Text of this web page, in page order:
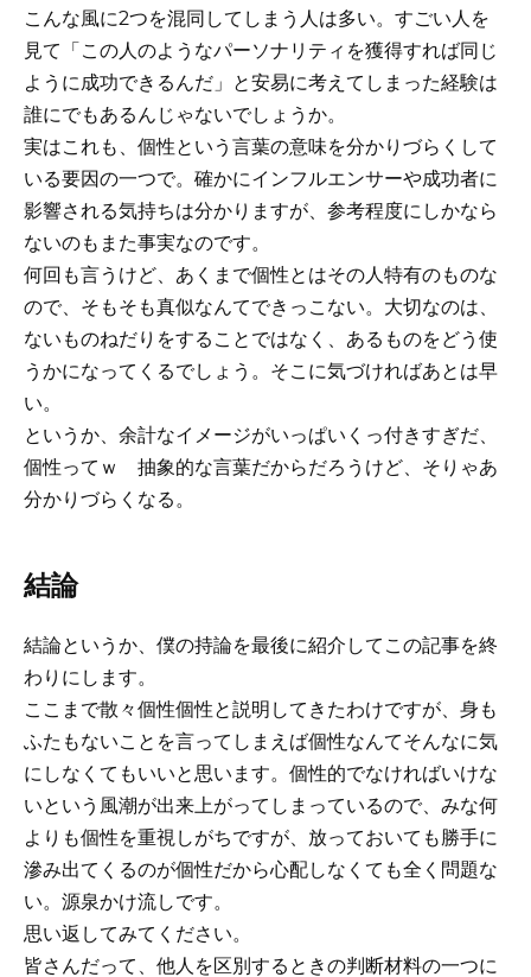
こんな風に2つを混同してしまう人は多い。すごい人を
見て「この人のようなパーソナリティを獲得すれば同じ
ように成功できるんだ」と安易に考えてしまった経験は
誰にでもあるんじゃないでしょうか。
実はこれも、個性という言葉の意味を分かりづらくして
いる要因の一つで。確かにインフルエンサーや成功者に
影響される気持ちは分かりますが、参考程度にしかなら
ないのもまた事実なのです。
何回も言うけど、あくまで個性とはその人特有のものな
ので、そもそも真似なんてできっこない。大切なのは、
ないものねだりをすることではなく、あるものをどう使
うかになってくるでしょう。そこに気づければあとは早
い。
というか、余計なイメージがいっぱいくっ付きすぎだ、
個性ってｗ 抽象的な言葉だからだろうけど、そりゃあ
分かりづらくなる。
結論
結論というか、僕の持論を最後に紹介してこの記事を終
わりにします。
ここまで散々個性個性と説明してきたわけですが、身も
ふたもないことを言ってしまえば個性なんてそんなに気
にしなくてもいいと思います。個性的でなければいけな
いという風潮が出来上がってしまっているので、みな何
よりも個性を重視しがちですが、放っておいても勝手に
滲み出てくるのが個性だから心配しなくても全く問題な
い。源泉かけ流しです。
思い返してみてください。
皆さんだって、他人を区別するときの判断材料の一つに